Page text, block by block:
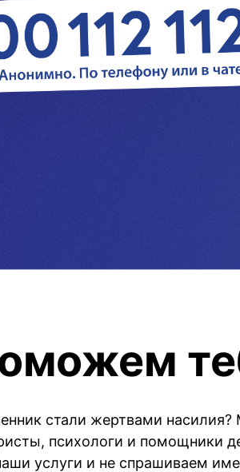
стали жертвами
психологи и помощники
услуги и не спрашиваем